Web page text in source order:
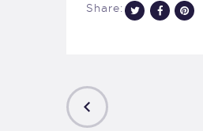
Share: